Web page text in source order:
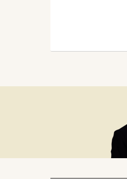
■企
■今
■若
【法
■群
■調
■現
【求
■ご
■毎
■転